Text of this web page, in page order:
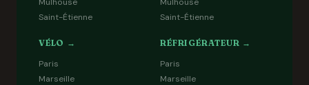
Saint-Étienne
Saint-Étienne
VÉLO →
Paris
Marseille
RÉFRIGÉRATEUR →
Paris
Marseille